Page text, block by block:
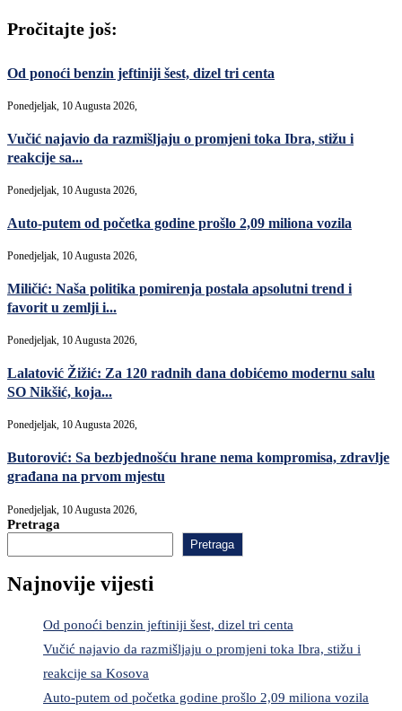
Pročitajte još:
Od ponoći benzin jeftiniji šest, dizel tri centa
Ponedjeljak, 10 Augusta 2026,
Vučić najavio da razmišljaju o promjeni toka Ibra, stižu i
reakcije sa...
Ponedjeljak, 10 Augusta 2026,
Auto-putem od početka godine prošlo 2,09 miliona vozila
Ponedjeljak, 10 Augusta 2026,
Miličić: Naša politika pomirenja postala apsolutni trend i
favorit u zemlji i...
Ponedjeljak, 10 Augusta 2026,
Lalatović Žižić: Za 120 radnih dana dobićemo modernu salu
SO Nikšić, koja...
Ponedjeljak, 10 Augusta 2026,
Butorović: Sa bezbjednošću hrane nema kompromisa, zdravlje
građana na prvom mjestu
Ponedjeljak, 10 Augusta 2026,
Pretraga
Pretraga
Najnovije vijesti
Od ponoći benzin jeftiniji šest, dizel tri centa
Vučić najavio da razmišljaju o promjeni toka Ibra, stižu i
reakcije sa Kosova
Auto-putem od početka godine prošlo 2,09 miliona vozila